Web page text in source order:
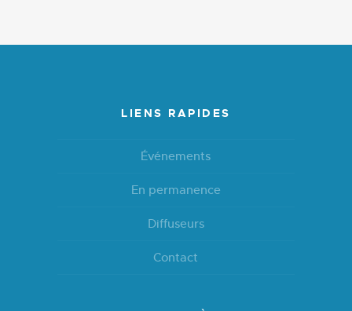
LIENS RAPIDES
Événements
En permanence
Diffuseurs
Contact